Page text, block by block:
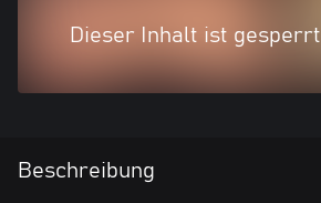
Dieser Inhalt ist gesperrt
Beschreibung